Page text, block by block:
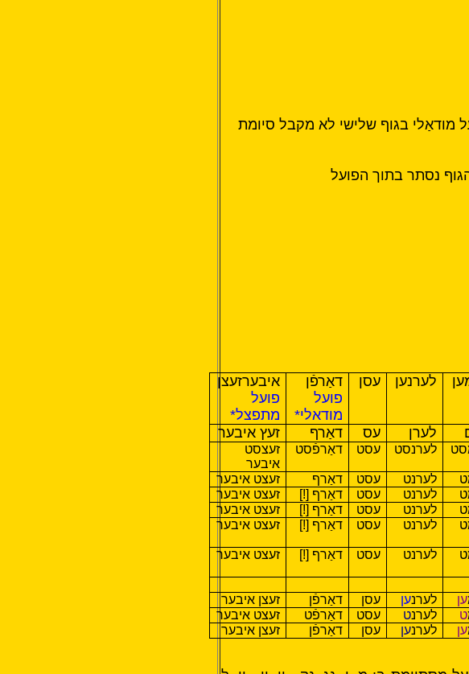
מודאַלי בגוף שלישי לא מקבל סיומת
נסתר בתוך הפועל
לערנען עסן
דאַרפֿן
פועל
מודאלי*
איבערזעצן
פועל
מתפצל*
לערן עס דאַרף
זעץ איבער
לערנסט עסט דאַרפֿסט
זעצסט
איבער
לערנט עסט דאַרף
זעצט איבער
לערנט עסט דאַרף [!]
זעצט איבער
לערנט עסט דאַרף [!]
זעצט איבער
לערנט עסט דאַרף [!] זעצט איבער
לערנט עסט דאַרף [!] זעצט איבער
ען לערנען עסן דאַרפֿן
זעצן איבער
ט לערנט עסט דאַרפֿט
זעצט איבער
ען לערנען עסן דאַרפֿן זעצן איבער